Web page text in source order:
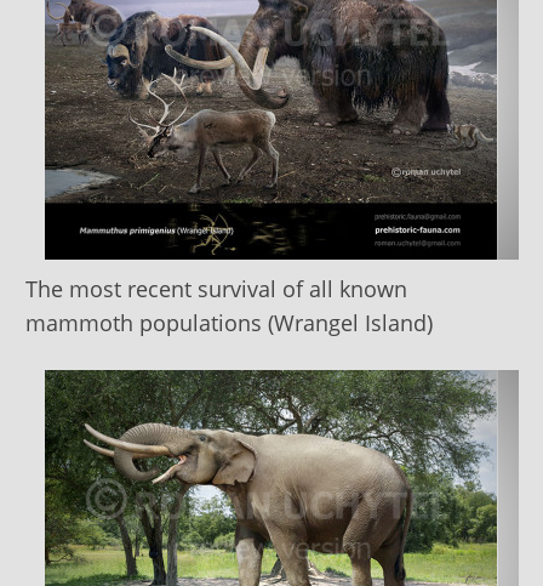
The most recent survival of all known
mammoth populations (Wrangel Island)